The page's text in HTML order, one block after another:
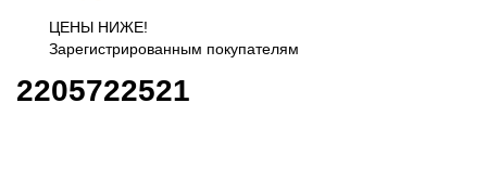
ЦЕНЫ НИЖЕ!
Зарегистрированным покупателям
2205722521